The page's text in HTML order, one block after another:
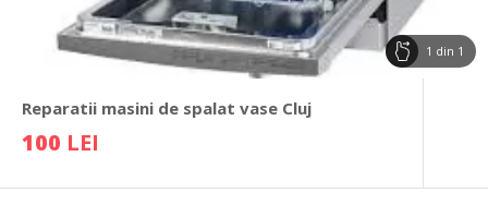
1 din 1
Reparatii masini de spalat vase Cluj
100 LEI